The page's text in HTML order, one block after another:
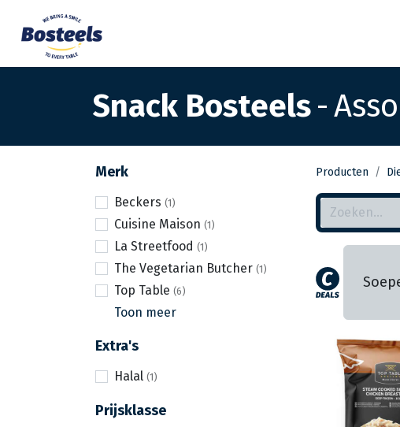
Snack Bosteels-
Merk
Beckers
Cuisine Maison
La Streetfood
The Vegetarian Butcher
Top Table
Toon meer
Extra's
Halal
Prijsklasse
Producten